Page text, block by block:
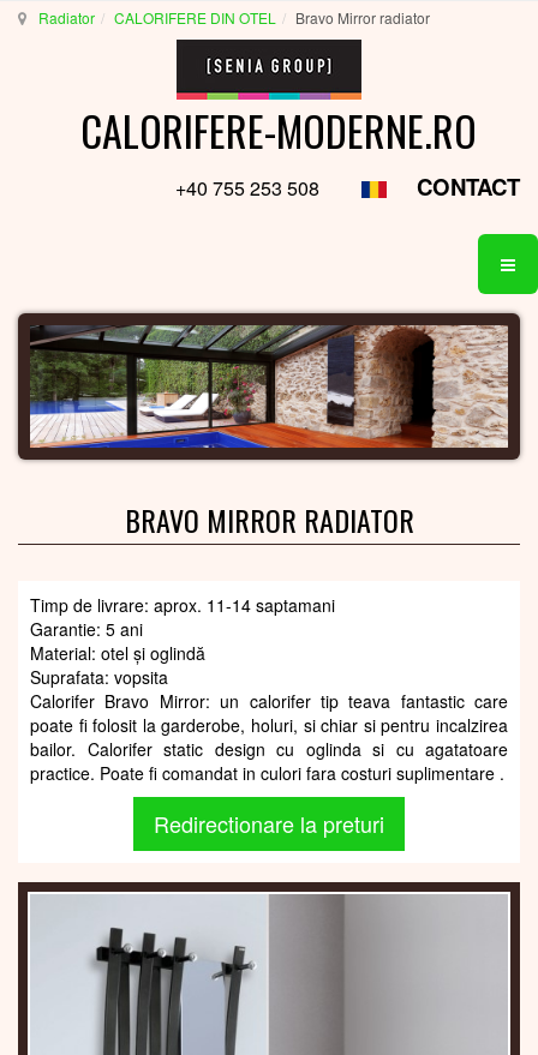
Radiator CALORIFERE DIN OTEL Bravo Mirror radiator
CALORIFERE-MODERNE.RO
+40 755 253 508 CONTACT
BRAVO MIRROR RADIATOR
Timp de livrare: aprox. 11-14 saptamani
Garantie: 5 ani
Material: otel și oglindă
Suprafata: vopsita
Calorifer Bravo Mirror: un calorifer tip teava fantastic care
poate fi folosit la garderobe, holuri, si chiar si pentru incalzirea
bailor. Calorifer static design cu oglinda si cu agatatoare
practice. Poate fi comandat in culori fara costuri suplimentare .
Redirectionare la preturi